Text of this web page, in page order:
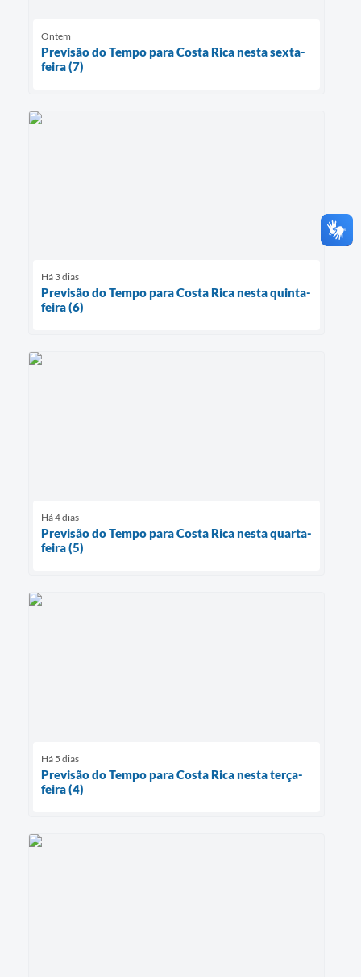
Ontem
Previsão do Tempo para Costa Rica nesta sexta-
feira (7)
Há 3 dias
Previsão do Tempo para Costa Rica nesta quinta-
feira (6)
Há 4 dias
Previsão do Tempo para Costa Rica nesta quarta-
feira (5)
Há 5 dias
Previsão do Tempo para Costa Rica nesta terça-
feira (4)